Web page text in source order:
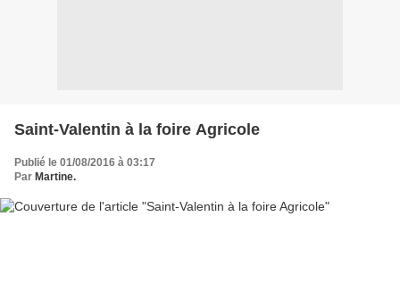
Saint-Valentin à la foire Agricole
Publié le 01/08/2016 à 03:17
Par Martine.